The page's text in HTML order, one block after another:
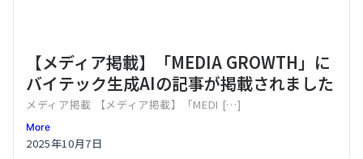
【メディア掲載】「MEDIA GROWTH」に
バイテック生成AIの記事が掲載されました
メディア掲載 【メディア掲載】「MEDI […]
More
2025年10月7日